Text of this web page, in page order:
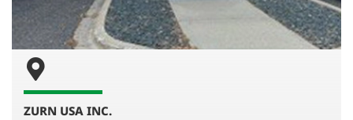
ZURN USA INC.